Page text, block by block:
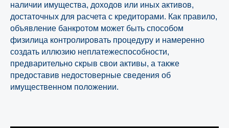
наличии имущества, доходов или иных активов,
достаточных для расчета с кредиторами. Как правило,
объявление банкротом может быть способом
физилица контролировать процедуру и намеренно
создать иллюзию неплатежеспособности,
предварительно скрыв свои активы, а также
предоставив недостоверные сведения об
имущественном положении.